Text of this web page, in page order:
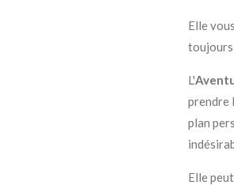
Elle
toujours
L'
prendre
plan
Elle